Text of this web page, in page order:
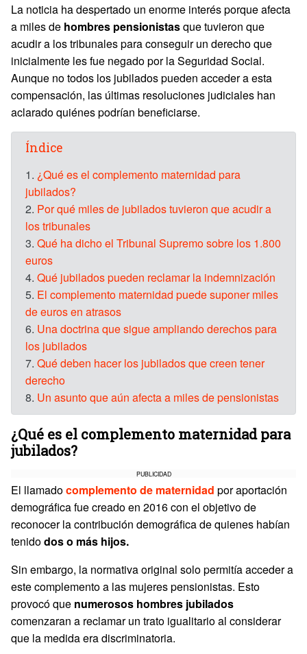
La noticia ha despertado un enorme interés porque afecta
a miles de hombres pensionistasque tuvieron que
acudir a los tribunales para conseguir un derecho que
inicialmente les fue negado por la Seguridad Social.
Aunque no todos los jubilados pueden acceder a esta
compensación, las últimas resoluciones judiciales han
aclarado quiénes podrían beneficiarse.
Índice
1. ¿Qué es el complemento maternidad para
jubilados?
2. Por qué miles de jubilados tuvieron que acudir a
los tribunales
3. Qué ha dicho el Tribunal Supremo sobre los 1.800
euros
4. Qué jubilados pueden reclamar la indemnización
5. El complemento maternidad puede suponer miles
de euros en atrasos
6. Una doctrina que sigue ampliando derechos para
los jubilados
7. Qué deben hacer los jubilados que creen tener
derecho
8. Un asunto que aún afecta a miles de pensionistas
¿Qué es el complemento maternidad para
jubilados?
PUBLICIDAD
El llamadocomplemento de maternidad por aportación
demográfica fue creado en 2016 con el objetivo de
reconocer la contribución demográfica de quienes habían
tenidodos o más hijos.
Sin embargo, la normativa original solo permitía acceder a
este complemento a las mujeres pensionistas. Esto
provocó que numerosos hombres jubilados
comenzaran a reclamar un trato igualitario al considerar
que la medida era discriminatoria.